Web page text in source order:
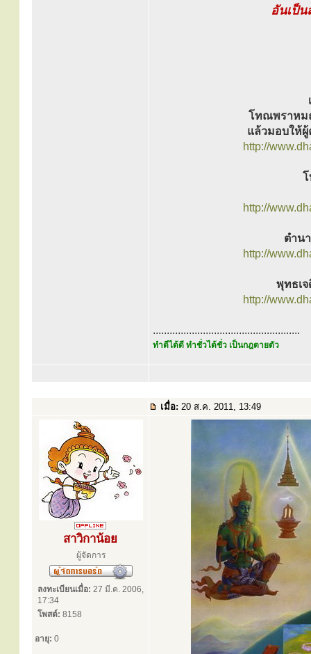
อันเป็
โทณพราหม
แล้วมอบให้
http://
http://
ตำน
http://
พุทธเจ
http://
.....................................................
ทำดีได้ดี ทำชั่วได้ชั่ว เป็นกฎตายตัว
เมื่อ: 20 ส.ค. 2011, 13:49
สาวิกาน้อย
ผู้จัดการ
ลงทะเบียนเมื่อ: 27 มี.ค. 2006,
17:34
โพสต์: 8158
อายุ: 0